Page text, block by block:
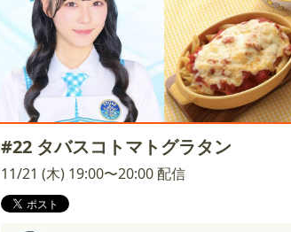
#22 タバスコトマトグラタン
11/21 (木) 19:00〜20:00 配信